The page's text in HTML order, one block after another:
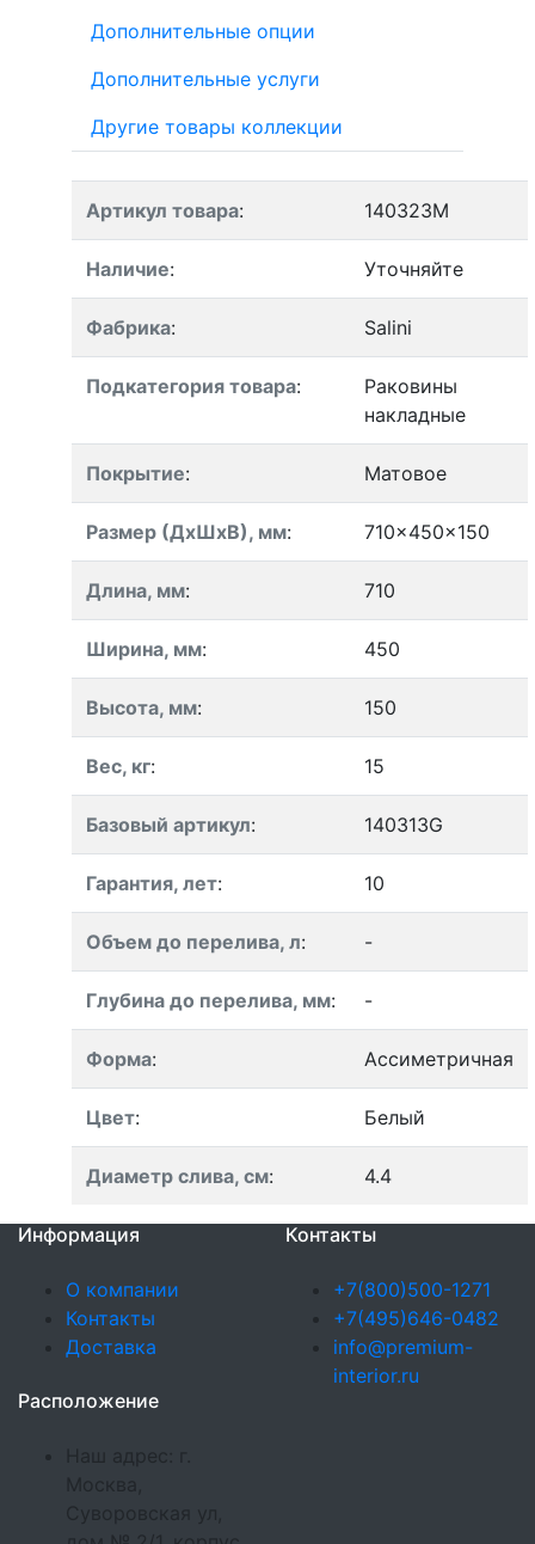
Дополнительные опции
Дополнительные услуги
Другие товары коллекции
Артикул товара: 140323M
Наличие: Уточняйте
Фабрика: Salini
Подкатегория товара:
Раковины
накладные
Покрытие: Матовое
Размер (ДхШхВ), мм: 710x450x150
Длина, мм: 710
Ширина, мм: 450
Высота, мм: 150
Вес, кг: 15
Базовый артикул: 140313G
Гарантия, лет: 10
Объем до перелива, л: -
Глубина до перелива, мм: -
Форма: Ассиметричная
Цвет: Белый
Диаметр слива, см: 4.4
Информация
О компании
Контакты
Доставка
Контакты
+7(800)500-1271
+7(495)646-0482
info@premium-
interior.ru
Расположение
Наш адрес: г.
Москва,
Суворовская ул,